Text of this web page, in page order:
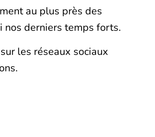
du Comité
Propre
au plus près des
nos derniers temps forts.
les réseaux sociaux